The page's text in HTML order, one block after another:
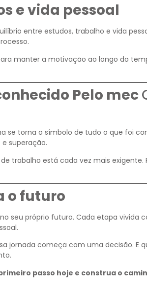
e vida pessoal
entre estudos, trabalho e vida
manter a motivação ao longo do
Pelo mec
se torna o símbolo de tudo o que foi
superação.
trabalho está cada vez mais
o futuro
seu próprio futuro. Cada etapa vivida
jornada começa com uma decisão. E
passo hoje e construa o